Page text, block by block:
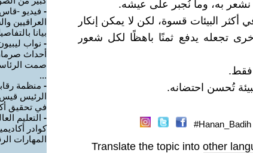
نشعر به، وما نُجبر على عيشه.
البيئات قسوة، لكن لا يمكن إنكار
تجعله يدفع ثمنًا باهظًا لكل شعور
فقط.
تُحسن احتضانه.
Hanan_Badih#
Translate the topic into other
- فيديو -
العراقيين
بيانا
- نواب
أحداث
صمت
...
- منظمة
الرئيس
في تحقيق
- التعليم
كوادر
المهارات